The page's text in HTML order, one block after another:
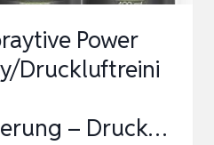
Power
Druckluftreini
– Druck…